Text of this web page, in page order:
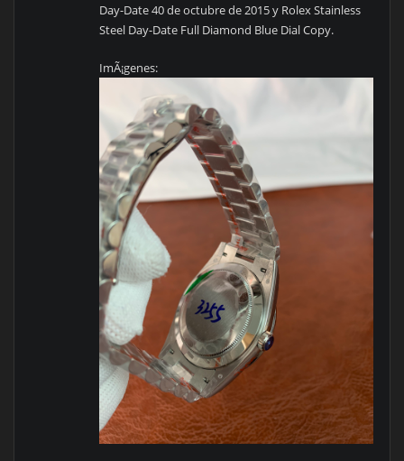
Day-Date 40 de octubre de 2015 y Rolex Stainless
Steel Day-Date Full Diamond Blue Dial Copy.
ImÃ¡genes: